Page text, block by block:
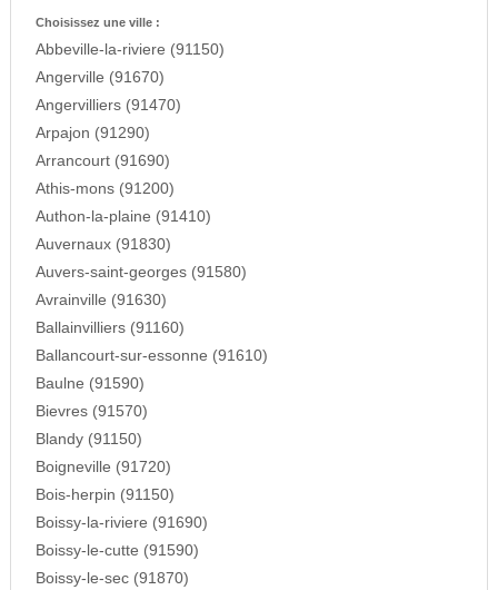
Choisissez une ville :
Abbeville-la-riviere (91150)
Angerville (91670)
Angervilliers (91470)
Arpajon (91290)
Arrancourt (91690)
Athis-mons (91200)
Authon-la-plaine (91410)
Auvernaux (91830)
Auvers-saint-georges (91580)
Avrainville (91630)
Ballainvilliers (91160)
Ballancourt-sur-essonne (91610)
Baulne (91590)
Bievres (91570)
Blandy (91150)
Boigneville (91720)
Bois-herpin (91150)
Boissy-la-riviere (91690)
Boissy-le-cutte (91590)
Boissy-le-sec (91870)